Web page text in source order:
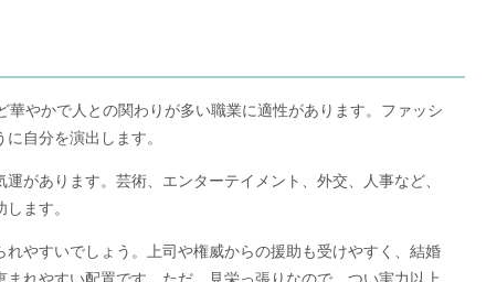
やかで人との関わりが多い職業に適性があります。ファッシ
自分を演出します。
があります。芸術、エンターテイメント、外交、人事など、
ます。
やすいでしょう。上司や権威からの援助も受けやすく、結婚